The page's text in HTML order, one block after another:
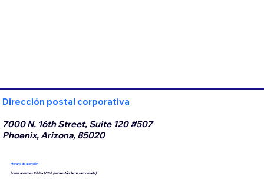
Dirección postal corporativa
7000 N. 16th Street, Suite 120 #507
Phoenix, Arizona, 85020
Horario de atención
Lunes a viernes 9:00 a 18:00 (hora estándar de la montaña)